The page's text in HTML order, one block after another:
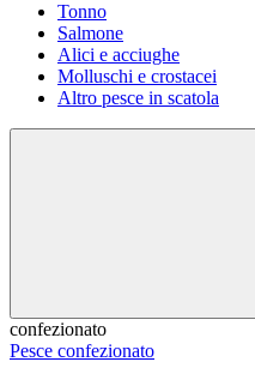
Tonno
Salmone
Alici e acciughe
Molluschi e crostacei
Altro pesce in scatola
confezionato
Pesce confezionato